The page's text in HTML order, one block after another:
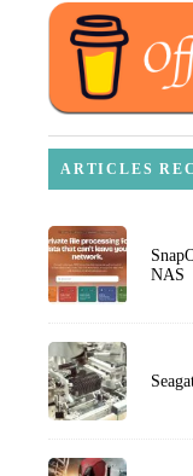
ARTICLES
NAS